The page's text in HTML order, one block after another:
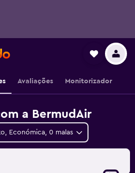
Avaliações Monitorizador
a BermudAir
Económica, 0 malas